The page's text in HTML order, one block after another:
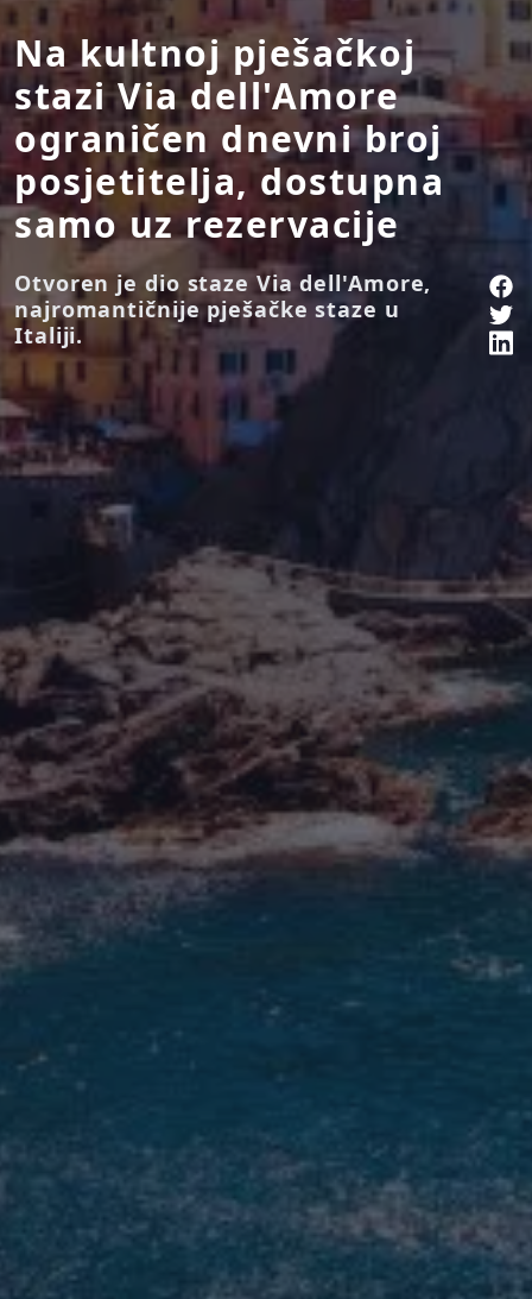
Na kultnoj pješačkoj
stazi Via dell'Amore
ograničen dnevni broj
posjetitelja, dostupna
samo uz rezervacije
Otvoren je dio staze Via dell'Amore,
najromantičnije pješačke staze u
Italiji.